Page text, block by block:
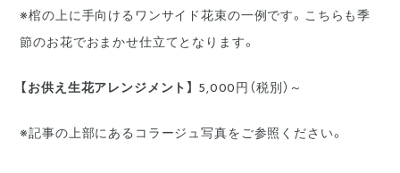
※棺の上に手向けるワンサイド花束の一例です。こちらも季
節のお花でおまかせ仕立てとなります。
【お供え生花アレンジメント】 5,000円（税別）～
※記事の上部にあるコラージュ写真をご参照ください。